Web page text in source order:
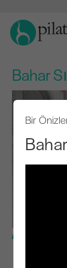
Bahar
Bir